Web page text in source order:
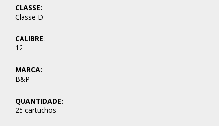
CLASSE:
Classe D
CALIBRE:
12
MARCA:
B&P
QUANTIDADE:
25 cartuchos